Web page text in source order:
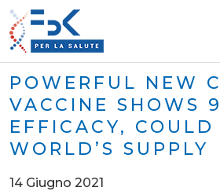
POWERFUL NEW
VACCINE SHOWS
EFFICACY, COULD
WORLD’S SUPPLY
14 Giugno 2021